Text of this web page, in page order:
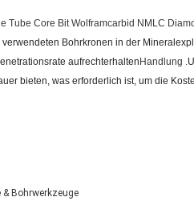
Tube Core Bit Wolframcarbid NMLC
Bohrkronen in der
aufrechterhalten Handlung .
bieten, was erforderlich ist, um die
& Bohrwerkzeuge